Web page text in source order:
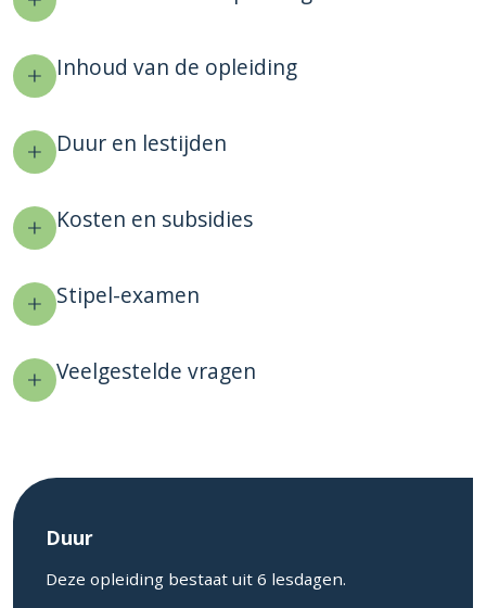
Inhoud van de opleiding
Duur en lestijden
Kosten en subsidies
Stipel-examen
Veelgestelde vragen
Duur
Deze opleiding bestaat uit 6 lesdagen.